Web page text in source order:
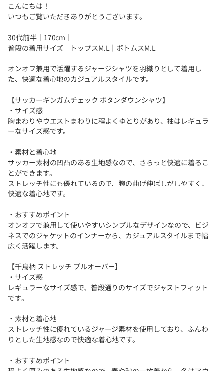
こんにちは！
いつもご覧いただきありがとうございます。
30代前半｜170cm｜
普段の着用サイズ トップスM.L｜ボトムスM.L
オンオフ兼用で活躍するジャージシャツを羽織りとして着用し
た、快適な着心地のカジュアルスタイルです。
【サッカーギンガムチェック ボタンダウンシャツ】
・サイズ感
胸まわりやウエストまわりに程よくゆとりがあり、袖はレギュラ
ーなサイズ感です。
・素材と着心地
サッカー素材の凹凸のある生地感なので、さらっと快適に着るこ
とができます。
ストレッチ性にも優れているので、腕の曲げ伸ばしがしやすく、
快適な着心地です。
・おすすめポイント
オンオフで兼用して使いやすいシンプルなデザインなので、ビジ
ネスでのジャケットのインナーから、カジュアルスタイルまで幅
広く活躍します。
【千鳥柄 ストレッチ プルオーバー】
・サイズ感
レギュラーなサイズ感で、普段通りのサイズでジャストフィット
です。
・素材と着心地
ストレッチ性に優れているジャージ素材を使用しており、ふんわ
りとした生地感なので快適な着心地です。
・おすすめポイント